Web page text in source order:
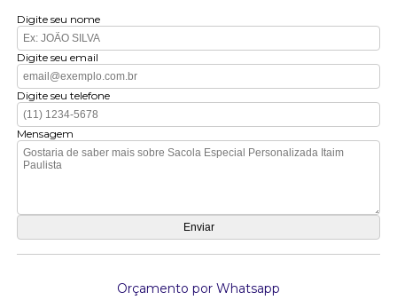
Digite seu nome
Digite seu email
Digite seu telefone
Mensagem
Orçamento por Whatsapp